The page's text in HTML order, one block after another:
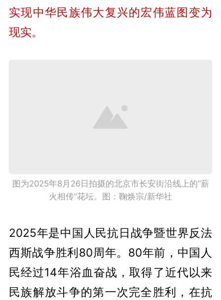
实现中华民族伟大复兴的宏伟蓝图变为
现实。
图为2025年8月26日拍摄的北京市长安街沿线上的“薪
火相传”花坛。图：鞠焕宗/新华社
2025年是中国人民抗日战争暨世界反法
西斯战争胜利80周年。80年前，中国人
民经过14年浴血奋战，取得了近代以来
民族解放斗争的第一次完全胜利，在抗